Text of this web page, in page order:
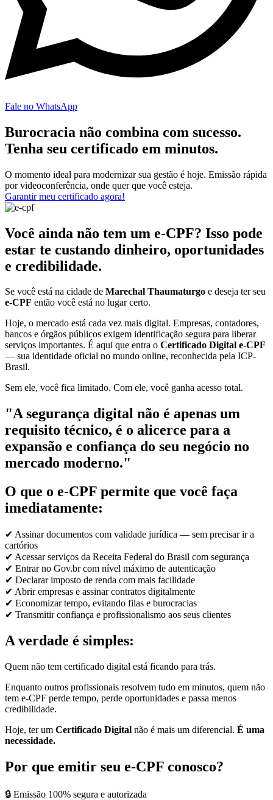
Fale no WhatsApp
Burocracia não combina com sucesso.
Tenha seu certificado em minutos.
O momento ideal para modernizar sua gestão é hoje. Emissão rápida
por videoconferência, onde quer que você esteja.
Garantir meu certificado agora!
Você ainda não tem um e-CPF? Isso pode
estar te custando dinheiro, oportunidades
e credibilidade.
Se você está na cidade de Marechal Thaumaturgo e deseja ter seu
e-CPF então você está no lugar certo.
Hoje, o mercado está cada vez mais digital. Empresas, contadores,
bancos e órgãos públicos exigem identificação segura para liberar
serviços importantes. É aqui que entra o Certificado Digital e-CPF
— sua identidade oficial no mundo online, reconhecida pela ICP-
Brasil.
Sem ele, você fica limitado. Com ele, você ganha acesso total.
"A segurança digital não é apenas um
requisito técnico, é o alicerce para a
expansão e confiança do seu negócio no
mercado moderno."
O que o e-CPF permite que você faça
imediatamente:
✔ Assinar documentos com validade jurídica — sem precisar ir a
cartórios
✔ Acessar serviços da Receita Federal do Brasil com segurança
✔ Entrar no Gov.br com nível máximo de autenticação
✔ Declarar imposto de renda com mais facilidade
✔ Abrir empresas e assinar contratos digitalmente
✔ Economizar tempo, evitando filas e burocracias
✔ Transmitir confiança e profissionalismo aos seus clientes
A verdade é simples:
Quem não tem certificado digital está ficando para trás.
Enquanto outros profissionais resolvem tudo em minutos, quem não
tem e-CPF perde tempo, perde oportunidades e passa menos
credibilidade.
Hoje, ter um Certificado Digital não é mais um diferencial. É uma
necessidade.
Por que emitir seu e-CPF conosco?
🔒 Emissão 100% segura e autorizada